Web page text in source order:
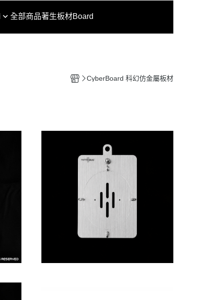
全部商品著生板材Board
CyberBoard 科幻仿金屬板材